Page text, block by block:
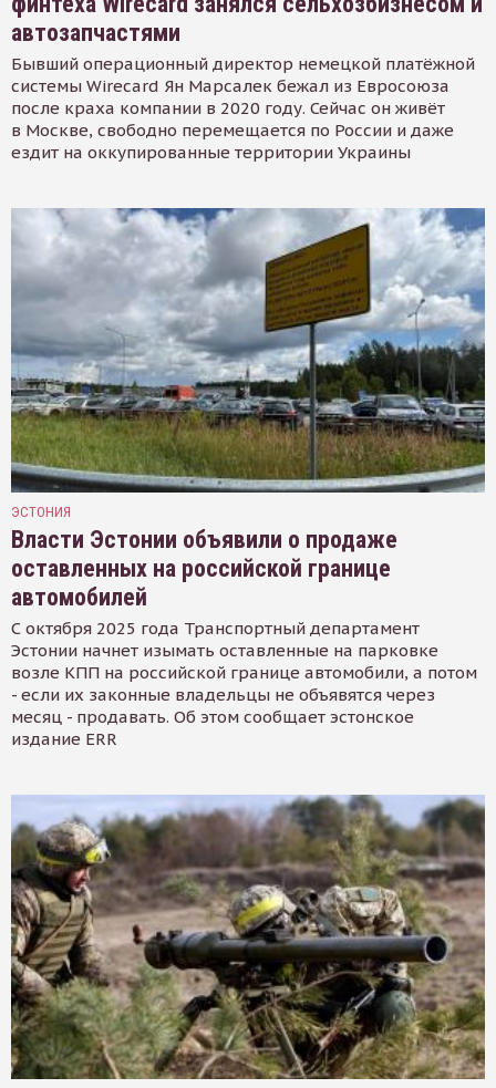
автозапчастями
Бывший операционный директор немецкой платёжной
системы Wirecard Ян Марсалек бежал из Евросоюза
после краха компании в 2020 году. Сейчас он живёт
в Москве, свободно перемещается по России и даже
ездит на оккупированные территории Украины
ЭСТОНИЯ
Власти Эстонии объявили о продаже
оставленных на российской границе
автомобилей
С октября 2025 года Транспортный департамент
Эстонии начнет изымать оставленные на парковке
возле КПП на российской границе автомобили, а потом
- если их законные владельцы не объявятся через
месяц - продавать. Об этом сообщает эстонское
издание ERR